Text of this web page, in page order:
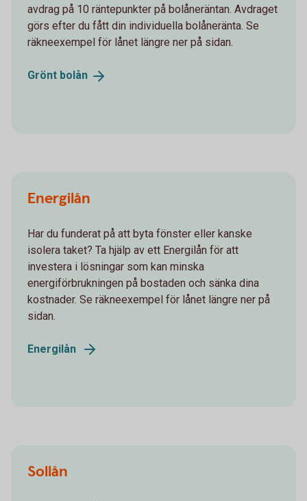
avdrag på 10 räntepunkter på bolåneräntan. Avdraget
görs efter du fått din individuella bolåneränta. Se
räkneexempel för lånet längre ner på sidan.
Grönt bolån
Energilån
Har du funderat på att byta fönster eller kanske
isolera taket? Ta hjälp av ett Energilån för att
investera i lösningar som kan minska
energiförbrukningen på bostaden och sänka dina
kostnader. Se räkneexempel för lånet längre ner på
sidan.
Energilån
Sollån